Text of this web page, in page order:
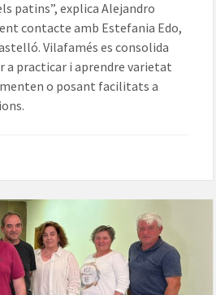
patins”, explica Alejandro
contacte amb Estefania Edo,
Vilafamés es consolida
a practicar i aprendre varietat
o posant facilitats a